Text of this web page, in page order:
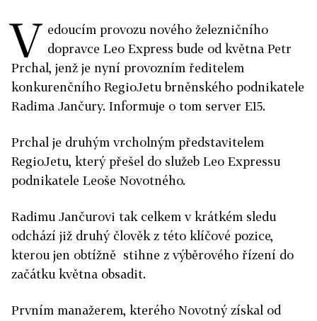
V edoucím provozu nového železničního
dopravce Leo Express bude od května Petr
Prchal, jenž je nyní provozním ředitelem
konkurenčního RegioJetu brněnského podnikatele
Radima Jančury. Informuje o tom server E15.
Prchal je druhým vrcholným představitelem
RegioJetu, který přešel do služeb Leo Expressu
podnikatele Leoše Novotného.
Radimu Jančurovi tak celkem v krátkém sledu
odchází již druhý člověk z této klíčové pozice,
kterou jen obtížně stihne z výběrového řízení do
začátku května obsadit.
Prvním manažerem, kterého Novotný získal od